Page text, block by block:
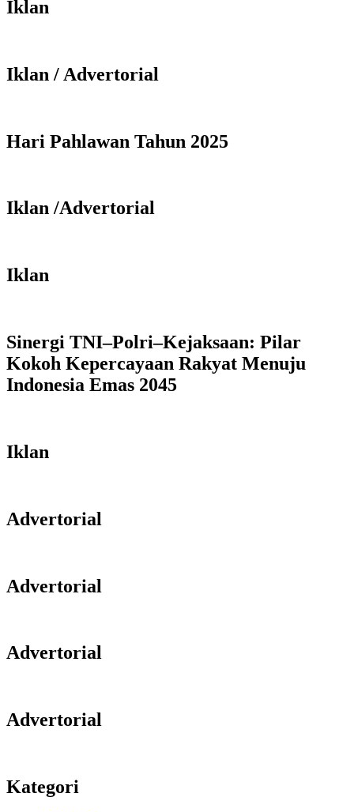
Iklan
Iklan / Advertorial
Hari Pahlawan Tahun 2025
Iklan /Advertorial
Iklan
Sinergi TNI–Polri–Kejaksaan: Pilar
Kokoh Kepercayaan Rakyat Menuju
Indonesia Emas 2045
Iklan
Advertorial
Advertorial
Advertorial
Advertorial
Kategori